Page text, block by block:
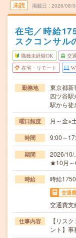
未読 掲載日 2026/08/
在宅／時給
スクコンサル
職種未経験OK 交
在宅・リモート
勤務地
東京都新
四ツ谷
駅から徒
曜日頻度 月～金※
時間 9:00～
期間
2026/10/
★10月～
時給 時給
交通費
交通費支
仕事内容
【リス
ント】